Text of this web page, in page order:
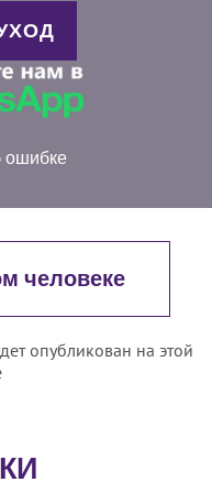
ошибке
человеке
опубликован на этой